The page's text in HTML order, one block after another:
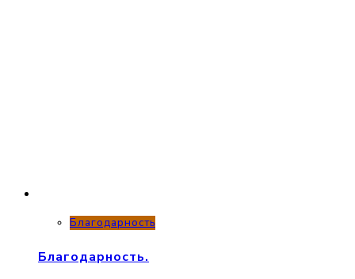
Благодарность
Благодарность.